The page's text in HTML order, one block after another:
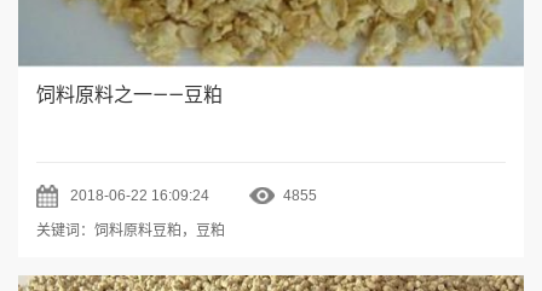
饲料原料之一——豆粕
2018-06-22 16:09:24 4855
关键词：饲料原料豆粕，豆粕